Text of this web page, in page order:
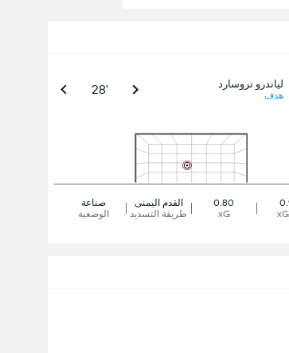
لياندرو تروسارد
هدف 28'
صناعة
الوضعية
القدم اليمنى
طريقة التسديد
0.80
xG